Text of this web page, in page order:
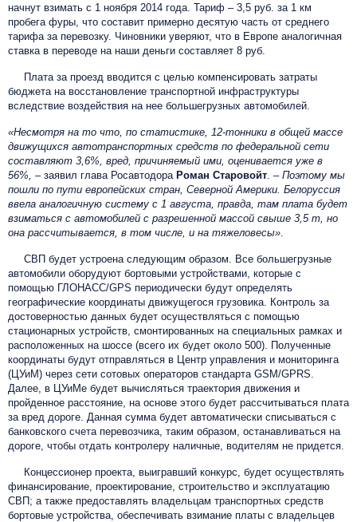
начнут взимать с 1 ноября 2014 года. Тариф – 3,5 руб. за 1 км
пробега фуры, что составит примерно десятую часть от среднего
тарифа за перевозку. Чиновники уверяют, что в Европе аналогичная
ставка в переводе на наши деньги составляет 8 руб.
Плата за проезд вводится с целью компенсировать затраты
бюджета на восстановление транспортной инфраструктуры
вследствие воздействия на нее большегрузных автомобилей.
«Несмотря на то что, по статистике, 12-тонники в общей массе
движущихся автотранспортных средств по федеральной сети
составляют 3,6%, вред, причиняемый ими, оценивается уже в
56%, – заявил глава Росавтодора Роман Старовойт . – Поэтому мы
пошли по пути европейских стран, Северной Америки. Белоруссия
ввела аналогичную систему с 1 августа, правда, там плата будет
взиматься с автомобилей с разрешенной массой свыше 3,5 т, но
она рассчитывается, в том числе, и на тяжеловесы»
СВП будет устроена следующим образом. Все большегрузные
автомобили оборудуют бортовыми устройствами, которые с
помощью ГЛОНАСС/GPS периодически будут определять
географические координаты движущегося грузовика. Контроль за
достоверностью данных будет осуществляться с помощью
стационарных устройств, смонтированных на специальных рамках и
расположенных на шоссе (всего их будет около 500). Полученные
координаты будут отправляться в Центр управления и мониторинга
(ЦУиМ) через сети сотовых операторов стандарта GSM/GPRS.
Далее, в ЦУиМе будет вычисляться траектория движения и
пройденное расстояние, на основе этого будет рассчитываться плата
за вред дороге. Данная сумма будет автоматически списываться с
банковского счета перевозчика, таким образом, останавливаться на
дороге, чтобы отдать контролеру наличные, водителям не придется.
Концессионер проекта, выигравший конкурс, будет осуществлять
финансирование, проектирование, строительство и эксплуатацию
СВП; а также предоставлять владельцам транспортных средств
бортовые устройства, обеспечивать взимание платы с владельцев